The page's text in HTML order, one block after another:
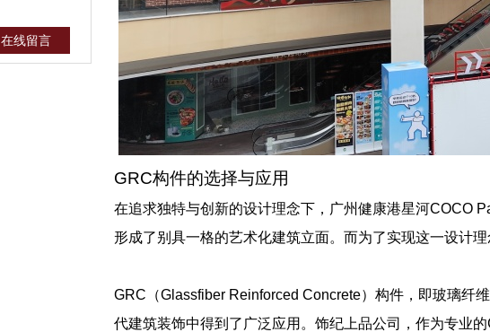
在线留言
GRC构件的选择与应用
在追求独特与创新的设计理念下，广州健康港星河COCO
形成了别具一格的艺术化建筑立面。而为了实现这一设计
GRC（Glassfiber Reinforced Concrete）构件，即玻璃纤
代建筑装饰中得到了广泛应用。饰纪上品公司，作为专业